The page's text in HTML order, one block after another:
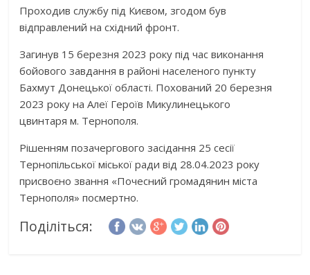
Проходив службу під Києвом, згодом був
відправлений на східний фронт.
Загинув 15 березня 2023 року під час виконання
бойового завдання в районі населеного пункту
Бахмут Донецької області. Похований 20 березня
2023 року на Алеї Героїв Микулинецького
цвинтаря м. Тернополя.
Рішенням позачергового засідання 25 сесії
Тернопільської міської ради від 28.04.2023 року
присвоєно звання «Почесний громадянин міста
Тернополя» посмертно.
Поділіться: